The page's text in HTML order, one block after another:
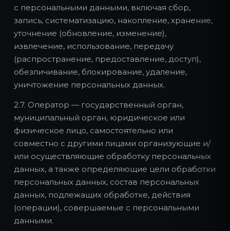
с персональными данными, включая сбор,
запись, систематизацию, накопление, хранение,
уточнение (обновление, изменение),
извлечение, использование, передачу
(распространение, предоставление, доступ),
обезличивание, блокирование, удаление,
уничтожение персональных данных.
2.7. Оператор — государственный орган,
муниципальный орган, юридическое или
физическое лицо, самостоятельно или
совместно с другими лицами организующие и/
или осуществляющие обработку персональных
данных, а также определяющие цели обработки
персональных данных, состав персональных
данных, подлежащих обработке, действия
(операции), совершаемые с персональными
данными.